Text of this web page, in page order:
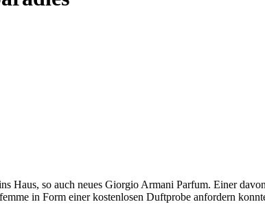
Haus, so auch neues Giorgio Armani Parfum. Einer
in Form einer kostenlosen Duftprobe anfordern